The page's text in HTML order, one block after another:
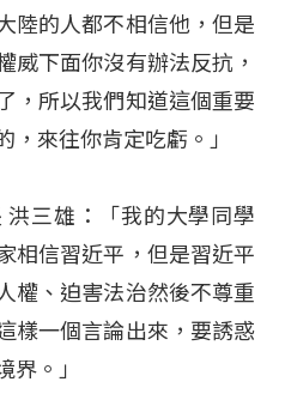
陸的人都不相信他，但是
威下面你沒有辦法反抗，
，所以我們知道這個重要
來往你肯定吃虧。」
三雄：「我的大學同學
相信習近平，但是習近平
權、迫害法治然後不尊重
樣一個言論出來，要誘惑
界。」